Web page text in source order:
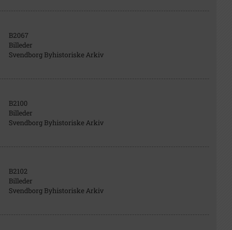
B2067
Billeder
Svendborg Byhistoriske Arkiv
B2100
Billeder
Svendborg Byhistoriske Arkiv
B2102
Billeder
Svendborg Byhistoriske Arkiv